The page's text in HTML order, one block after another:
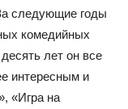
следующие годы
комедийных
лет он все
интересным и
«Игра на